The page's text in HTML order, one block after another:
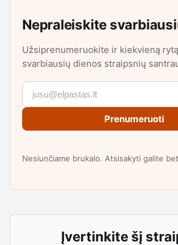
Nepraleiskite
Užsiprenumeruokite ir kiekvieną
svarbiausių dienos straipsnių
Prenumeruoti
Nesiunčiame brukalo. Atsisakyti galite
Įvertinkite šį